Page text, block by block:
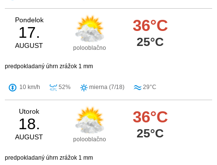
Pondelok
17.
AUGUST polooblačno
36°C
25°C
predpokladaný úhrn zrážok 1 mm
10 km/h 52% mierna (7/18) 29°C
Utorok
18.
AUGUST polooblačno
36°C
25°C
predpokladaný úhrn zrážok 1 mm